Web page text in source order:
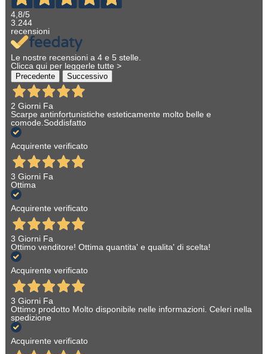
4,8/5
3.244
recensioni
Le nostre recensioni a 4 e 5 stelle.
Clicca qui per leggerle tutte >
Precedente Successivo
2 Giorni Fa
Scarpe antinfortunistiche esteticamente molto belle e
comode.Soddisfatto
Acquirente verificato
3 Giorni Fa
Ottima
Acquirente verificato
3 Giorni Fa
Ottimo venditore! Ottima quantita' e qualita' di scelta!
Acquirente verificato
3 Giorni Fa
Ottimo prodotto Molto disponibile nelle informazioni. Celeri nella
spedizione
Acquirente verificato